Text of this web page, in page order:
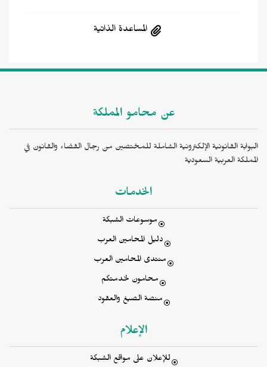
المساعدة الذاتية
عن محامو المملكة
البوابة القانونية الإلكترونية الشاملة للمختصين من رجال القضاء والقانون في
المملكة العربية السعودية
الخدمات
موسوعات الشبكة
دليل المحامين العرب
منتدى المحامين العرب
محامون لخدمتكم
منصة الصيغ والعقود
الإعلام
للإعلان على مواقع الشبكة